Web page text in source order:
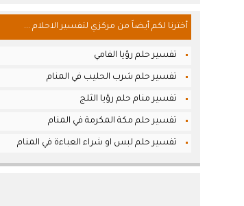
أخترنا لكم أيضاً من مركزي لتفسير الاحلام ...
تفسير حلم رؤيا الفامي
تفسير حلم شرب الحليب في المنام
تفسير منام حلم رؤيا الثلج
تفسير حلم مكة المكرمة في المنام
تفسير حلم لبس او شراء العباءة في المنام